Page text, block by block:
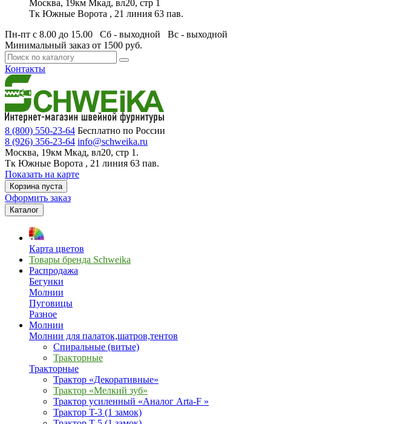
Москва, 19км Мкад, вл20, стр 1
Тк Южные Ворота , 21 линия 63 пав.
Пн-пт с 8.00 до 15.00 Сб - выходной Вс - выходной
Минимальный заказ от 1500 руб.
Контакты
8 (800) 550-23-64 Бесплатно по России
8 (926) 356-23-64 info@schweika.ru
Москва, 19км Мкад, вл20, стр 1.
Тк Южные Ворота , 21 линия 63 пав.
Показать на карте
Корзина пуста
Оформить заказ
Каталог
Карта цветов
Товары бренда Schweika
Распродажа
Бегунки
Молнии
Пуговицы
Разное
Молнии
Молнии для палаток,шатров,тентов
Спиральные (витые)
Тракторные
Тракторные
Трактор «Декоративные»
Трактор «Мелкий зуб»
Трактор усиленный «Аналог Arta-F »
Трактор T-3 (1 замок)